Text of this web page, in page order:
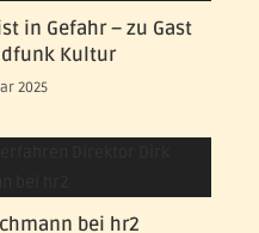
in Gefahr – zu Gast
Kultur
2025
bei hr2